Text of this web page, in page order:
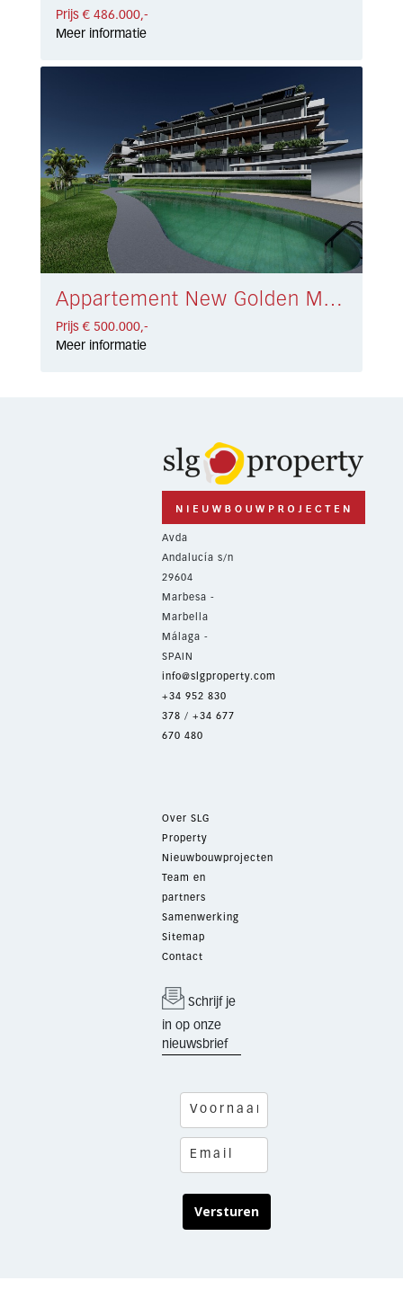
Prijs € 486.000,-
Meer informatie
Appartement New Golden Mile € 500.000,-
Prijs € 500.000,-
Meer informatie
Avda
Andalucía s/n
29604
Marbesa -
Marbella
Málaga -
SPAIN
info@slgproperty.com
+34 952 830
378 / +34 677
670 480
Over SLG
Property
Nieuwbouwprojecten
Team en
partners
Samenwerking
Sitemap
Contact
Schrijf je
in op onze
nieuwsbrief
Versturen